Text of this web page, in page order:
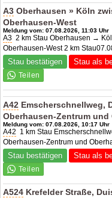
A3 Oberhausen » Köln
Oberhausen-West
Meldung vom: 07.08.2026, 11:03 Uhr
A3 2 km Stau Oberhausen →
Oberhausen-West 2 km
Stau bestätigen Stau als
A42 Emscherschnellweg,
Oberhausen-Zentrum
Meldung vom: 07.08.2026, 10:17 Uhr
A42 1 km Stau
Oberhausen-Zentrum und
Stau bestätigen Stau als
A524 Krefelder Straße,